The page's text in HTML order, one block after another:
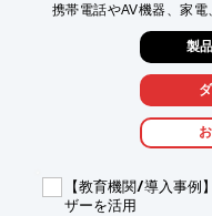
携帯電話やAV機器、家電
OSとして、近年の電子
学習用テキストは、タッ
どを写真を使って分かり
ムのテキストです。
☆ダウンローを資料はサ
お問い合わせフォーム
製
【教育機関/導入事例
ザーを活用